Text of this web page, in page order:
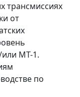
трансмиссиях
от
MT-1.
по